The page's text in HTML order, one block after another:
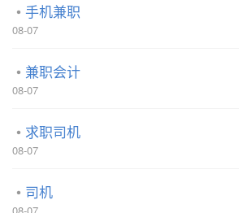
手机兼职
08-07
兼职会计
08-07
求职司机
08-07
司机